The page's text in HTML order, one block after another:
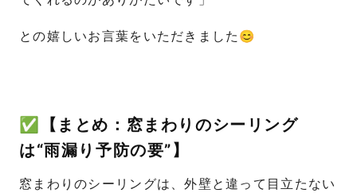
との嬉しいお言葉をいただきました😊
✅【まとめ：窓まわりのシーリング
は“雨漏り予防の要”】
窓まわりのシーリングは、外壁と違って目立たない